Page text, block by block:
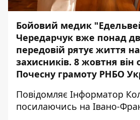
Бойовий медик
Чередарчук вже понад
передовій рятує життя
захисників. 8 жовтня він
Почесну грамоту РНБО
Повідомляє Інформатор
посилаючись на Івано-